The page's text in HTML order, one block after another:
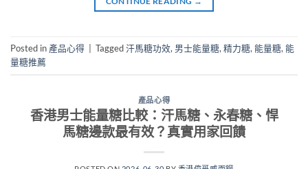
Posted in 產品心得 Tagged汗馬糖功效, 男士能量糖, 精力糖, 能量糖, 能
量糖推薦
產品心得
香港男士能量糖比較：汗馬糖、永春糖、悍
馬糖邊款最有效？真實用家回饋